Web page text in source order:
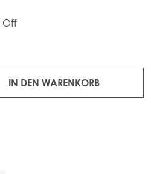
Off
IN DEN WARENKORB